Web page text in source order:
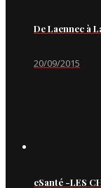
De Laennec à
20/09/2015
eSanté -LES